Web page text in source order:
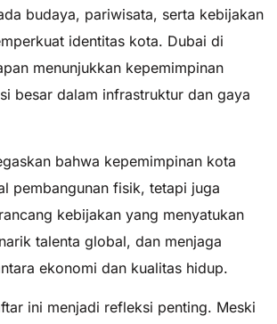
budaya, pariwisata, serta kebijakan
identitas kota. Dubai di
menunjukkan kepemimpinan
besar dalam infrastruktur dan gaya
bahwa kepemimpinan kota
pembangunan fisik, tetapi juga
kebijakan yang menyatukan
talenta global, dan menjaga
ekonomi dan kualitas hidup.
ini menjadi refleksi penting. Meski